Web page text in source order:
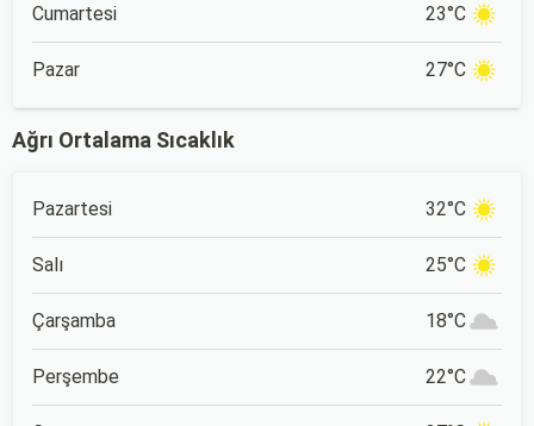
Cumartesi 23°C
Pazar 27°C
Ağrı Ortalama Sıcaklık
Pazartesi 32°C
Salı 25°C
Çarşamba 18°C
Perşembe 22°C